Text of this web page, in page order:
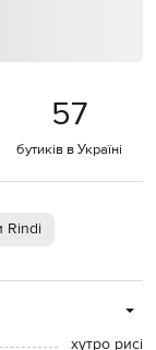
57
бутиків в Україні
Rindi
хутро рисі